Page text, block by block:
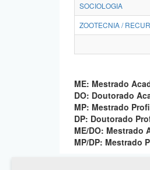
SOCIOLOGIA
ZOOTECNIA /
ME: Mestrado
DO: Doutorado
MP: Mestrado
DP: Doutorado
ME/DO: Mestrado
MP/DP: Mestrado